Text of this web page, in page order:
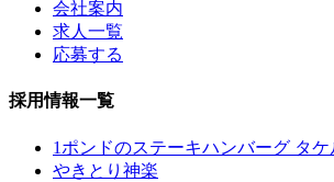
会社案内
求人一覧
応募する
採用情報一覧
1ポンドのステーキハンバーグ タケ
やきとり神楽